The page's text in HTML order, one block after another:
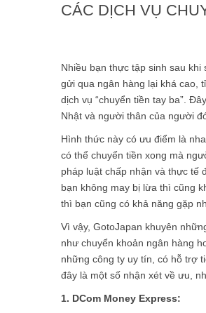
CÁC DỊCH VỤ
Nhiều bạn thực tập sinh sau
gửi qua ngân hàng lại khá cao,
dịch vụ “chuyển tiền tay ba”.
Nhật và người thân của người
Hình thức này có ưu điểm là
có thể chuyển tiền xong mà
pháp luật chấp nhận và thực tế
bạn không may bị lừa thì cũng
thì bạn cũng có khả năng gặp
Vì vậy, GotoJapan khuyên
như chuyển khoản ngân hàng
những công ty uy tín, có hỗ trợ
đây là một số nhận xét về ưu,
1. DCom Money Express: